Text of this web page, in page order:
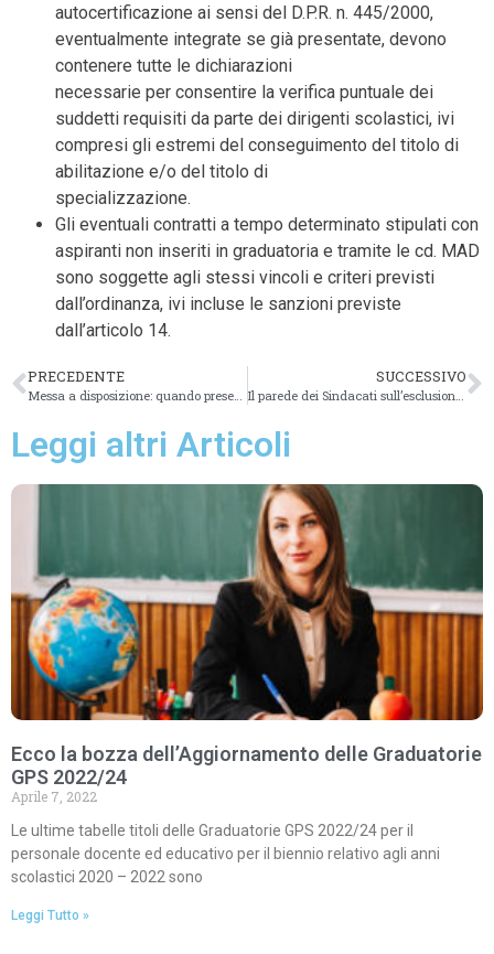
autocertificazione ai sensi del D.P.R. n. 445/2000,
eventualmente integrate se già presentate, devono
contenere tutte le dichiarazioni
necessarie per consentire la verifica puntuale dei
suddetti requisiti da parte dei dirigenti scolastici, ivi
compresi gli estremi del conseguimento del titolo di
abilitazione e/o del titolo di
specializzazione.
Gli eventuali contratti a tempo determinato stipulati con
aspiranti non inseriti in graduatoria e tramite le cd. MAD
sono soggette agli stessi vincoli e criteri previsti
dall’ordinanza, ivi incluse le sanzioni previste
dall’articolo 14.
PRECEDENTE SUCCESSIVO
Leggi altri Articoli
Ecco la bozza dell’Aggiornamento delle Graduatorie
GPS 2022/24
Aprile 7, 2022
Le ultime tabelle titoli delle Graduatorie GPS 2022/24 per il
personale docente ed educativo per il biennio relativo agli anni
scolastici 2020 – 2022 sono
Leggi Tutto »